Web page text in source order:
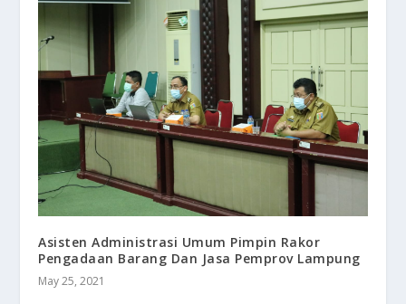
Asisten Administrasi Umum Pimpin Rakor
Pengadaan Barang Dan Jasa Pemprov Lampung
May 25, 2021